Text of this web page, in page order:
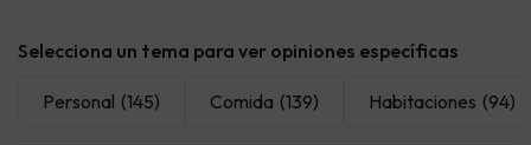
Selecciona un tema para ver opiniones específicas
Personal (145) Comida (139) Habitaciones (94)